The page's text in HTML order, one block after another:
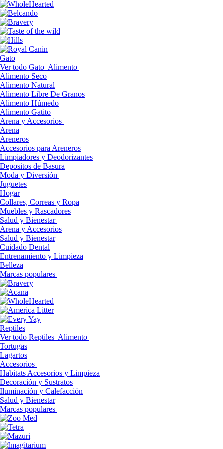
Gato
Ver todo Gato Alimento
Alimento Seco
Alimento Natural
Alimento Libre De Granos
Alimento Húmedo
Alimento Gatito
Arena y Accesorios
Arena
Areneros
Accesorios para Areneros
Limpiadores y Deodorizantes
Depositos de Basura
Moda y Diversión
Juguetes
Hogar
Collares, Correas y Ropa
Muebles y Rascadores
Salud y Bienestar
Arena y Accesorios
Salud y Bienestar
Cuidado Dental
Entrenamiento y Limpieza
Belleza
Marcas populares
Reptiles
Ver todo Reptiles Alimento
Tortugas
Lagartos
Accesorios
Habitats Accesorios y Limpieza
Decoración y Sustratos
Iluminación y Calefacción
Salud y Bienestar
Marcas populares